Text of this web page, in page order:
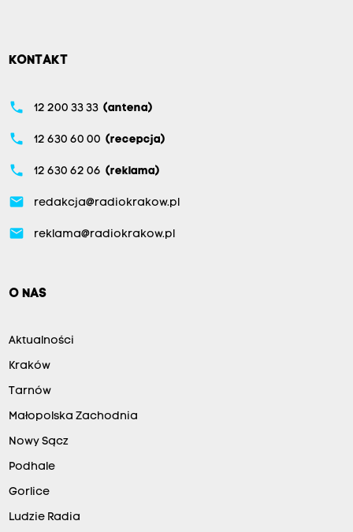
KONTAKT
phone 12 200 33 33 (antena)
phone 12 630 60 00 (recepcja)
phone 12 630 62 06 (reklama)
email redakcja@radiokrakow.pl
email reklama@radiokrakow.pl
O NAS
Aktualności
Kraków
Tarnów
Małopolska Zachodnia
Nowy Sącz
Podhale
Gorlice
Ludzie Radia